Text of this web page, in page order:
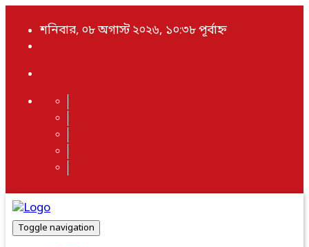
শনিবার, ০৮ অগাস্ট ২০২৬, ১০:৩৮ পূর্বাহ্ন
Toggle navigation